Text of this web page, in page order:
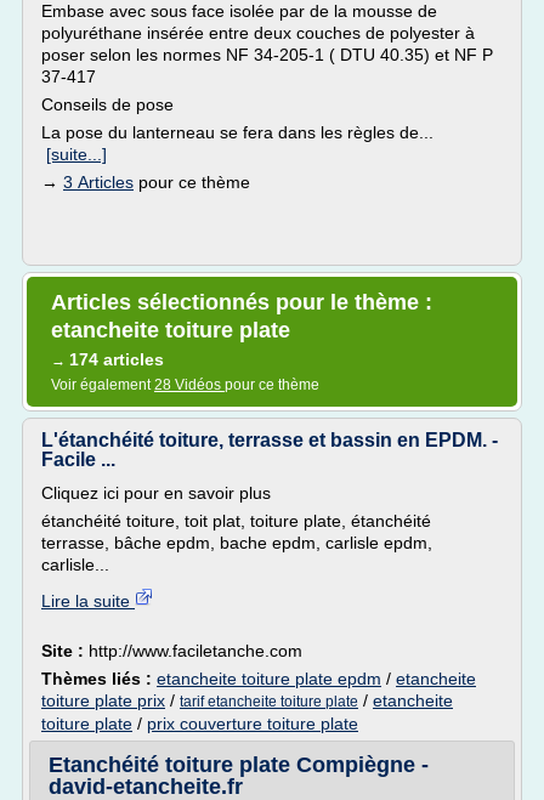
Embase avec sous face isolée par de la mousse de
polyuréthane insérée entre deux couches de polyester à
poser selon les normes NF 34-205-1 ( DTU 40.35) et NF P
37-417
Conseils de pose
La pose du lanterneau se fera dans les règles de...
[suite...]
→ 3 Articles pour ce thème
Articles sélectionnés pour le thème :
etancheite toiture plate
→ 174 articles
Voir également28 Vidéos pour ce thème
L'étanchéité toiture, terrasse et bassin en EPDM. -
Facile ...
Cliquez ici pour en savoir plus
étanchéité toiture, toit plat, toiture plate, étanchéité
terrasse, bâche epdm, bache epdm, carlisle epdm,
carlisle...
Lire la suite
Site : http://www.faciletanche.com
Thèmes liés : etancheite toiture plate epdm / etancheite
toiture plate prix / tarif etancheite toiture plate / etancheite
toiture plate / prix couverture toiture plate
Etanchéité toiture plate Compiègne -
david-etancheite.fr